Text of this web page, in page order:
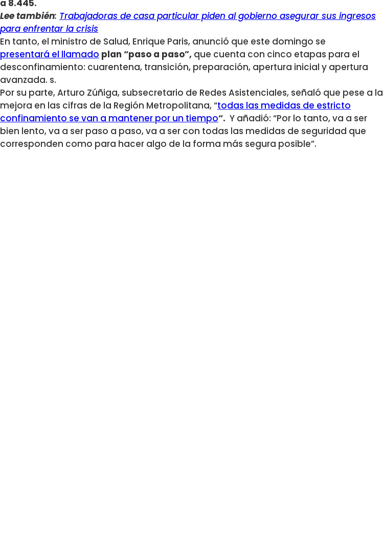
a 8.445.
Lee también: Trabajadoras de casa particular piden al gobierno asegurar sus ingresos
para enfrentar la crisis
En tanto, el ministro de Salud, Enrique Paris, anunció que este domingo se
presentará el llamado plan “paso a paso”, que cuenta con cinco etapas para el
desconfinamiento: cuarentena, transición, preparación, apertura inicial y apertura
avanzada. s.
Por su parte, Arturo Zúñiga, subsecretario de Redes Asistenciales, señaló que pese a la
mejora en las cifras de la Región Metropolitana, “todas las medidas de estricto
confinamiento se van a mantener por un tiempo“. Y añadió: “Por lo tanto, va a ser
bien lento, va a ser paso a paso, va a ser con todas las medidas de seguridad que
corresponden como para hacer algo de la forma más segura posible”.